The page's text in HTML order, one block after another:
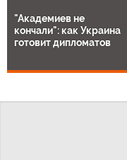
"Академиев не
кончали": как Украина
готовит дипломатов